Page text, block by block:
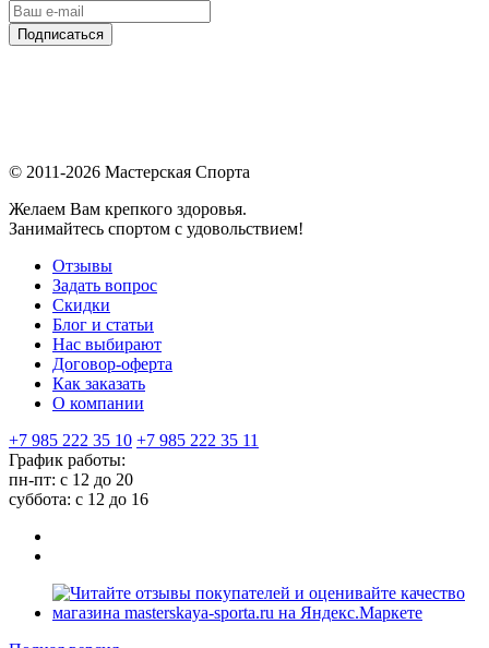
Подписаться
© 2011-2026 Мастерская Спорта
Желаем Вам крепкого здоровья.
Занимайтесь спортом с удовольствием!
Отзывы
Задать вопрос
Скидки
Блог и статьи
Нас выбирают
Договор-оферта
Как заказать
О компании
+7 985 222 35 10 +7 985 222 35 11
График работы:
пн-пт: с 12 до 20
суббота: c 12 до 16